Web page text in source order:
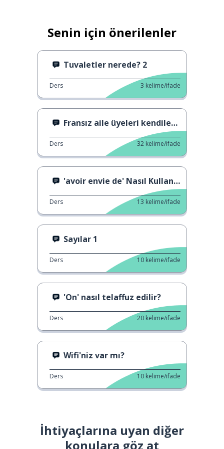
Senin için önerilenler
Tuvaletler nerede? 2
Ders 3 kelime/ifade
Fransız aile üyeleri kendilerini tanıtıyor.
Ders 32 kelime/ifade
'avoir envie de' Nasıl Kullanılır?
Ders 13 kelime/ifade
Sayılar 1
Ders 10 kelime/ifade
'On' nasıl telaffuz edilir?
Ders 20 kelime/ifade
Wifi'niz var mı?
Ders 10 kelime/ifade
İhtiyaçlarına uyan diğer
konulara göz at